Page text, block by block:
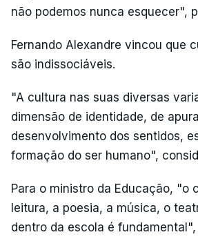
não podemos nunca esquecer",
Fernando Alexandre vincou que
são indissociáveis.
"A cultura nas suas diversas
dimensão de identidade, de
desenvolvimento dos sentidos,
formação do ser humano",
Para o ministro da Educação, "o
leitura, a poesia, a música, o
dentro da escola é